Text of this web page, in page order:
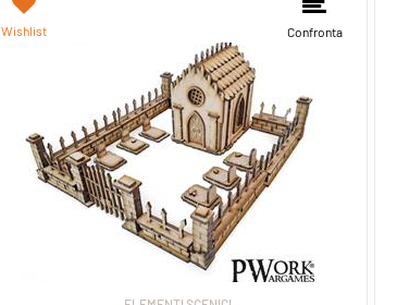
Wishlist Confronta